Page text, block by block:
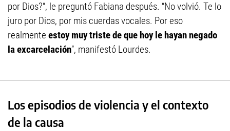
por Dios?“, le preguntó Fabiana después. “No volvió. Te lo
juro por Dios, por mis cuerdas vocales. Por eso
realmente estoy muy triste de que hoy le hayan negado
la excarcelación”, manifestó Lourdes.
Los episodios de violencia y el contexto
de la causa